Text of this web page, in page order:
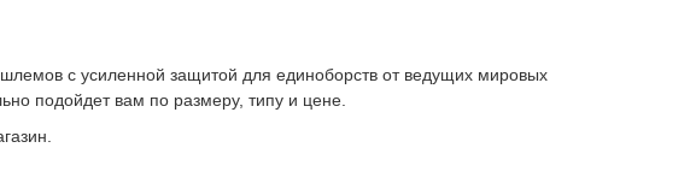
с усиленной защитой для единоборств от ведущих мировых
подойдет вам по размеру, типу и цене.